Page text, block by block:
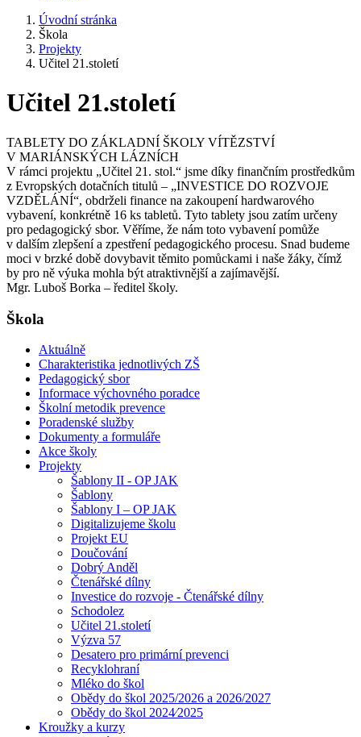
Úvodní stránka
Škola
Projekty
Učitel 21.století
Učitel 21.století
TABLETY DO ZÁKLADNÍ ŠKOLY VÍTĚZSTVÍ
V MARIÁNSKÝCH LÁZNÍCH
V rámci projektu „Učitel 21. stol.“ jsme díky finančním prostředkům
z Evropských dotačních titulů – „INVESTICE DO ROZVOJE
VZDĚLÁNÍ“, obdrželi finance na zakoupení hardwarového
vybavení, konkrétně 16 ks tabletů. Tyto tablety jsou zatím určeny
pro pedagogický sbor. Věříme, že nám toto vybavení pomůže
v dalším zlepšení a zpestření pedagogického procesu. Snad budeme
moci v brzké době dovybavit těmito pomůckami i naše žáky, čímž
by pro ně výuka mohla být atraktivnější a zajímavější.
Mgr. Luboš Borka – ředitel školy.
Škola
Aktuálně
Charakteristika jednotlivých ZŠ
Pedagogický sbor
Informace výchovného poradce
Školní metodik prevence
Poradenské služby
Dokumenty a formuláře
Akce školy
Projekty
Šablony II - OP JAK
Šablony
Šablony I – OP JAK
Digitalizujeme školu
Projekt EU
Doučování
Dobrý Anděl
Čtenářské dílny
Investice do rozvoje - Čtenářské dílny
Schodolez
Učitel 21.století
Výzva 57
Desatero pro primární prevenci
Recyklohraní
Mléko do škol
Obědy do škol 2025/2026 a 2026/2027
Obědy do škol 2024⁄2025
Kroužky a kurzy